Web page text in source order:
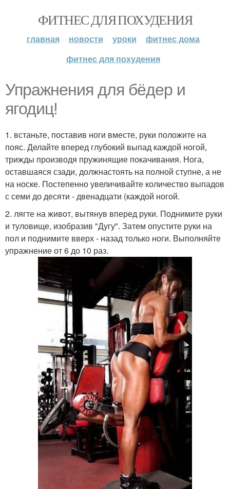
ФИТНЕС ДЛЯ ПОХУДЕНИЯ
главная новости уроки
фитнес дома
фитнес для похудения
Упражнения для бёдер и
ягодиц!
1. встаньте, поставив ноги вместе, руки положите на
пояс. Делайте вперед глубокий выпад каждой ногой,
трижды производя пружинящие покачивания. Нога,
оставшаяся сзади, должнастоять на полной ступне, а не
на носке. Постепенно увеличивайте количество выпадов
с семи до десяти - двенадцати (каждой ногой.
2. лягте на живот, вытянув вперед руки. Поднимите руки
и туловище, изобразив "Дугу". Затем опустите руки на
пол и поднимите вверх - назад только ноги. Выполняйте
упражнение от 6 до 10 раз.